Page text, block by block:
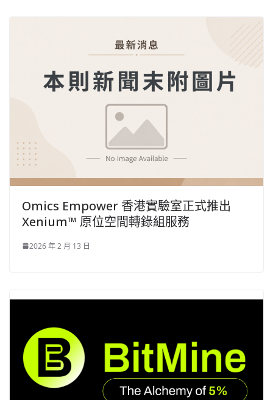
Omics Empower 香港實驗室正式推出
Xenium™ 原位空間轉錄組服務
2026 年 2 月 13 日